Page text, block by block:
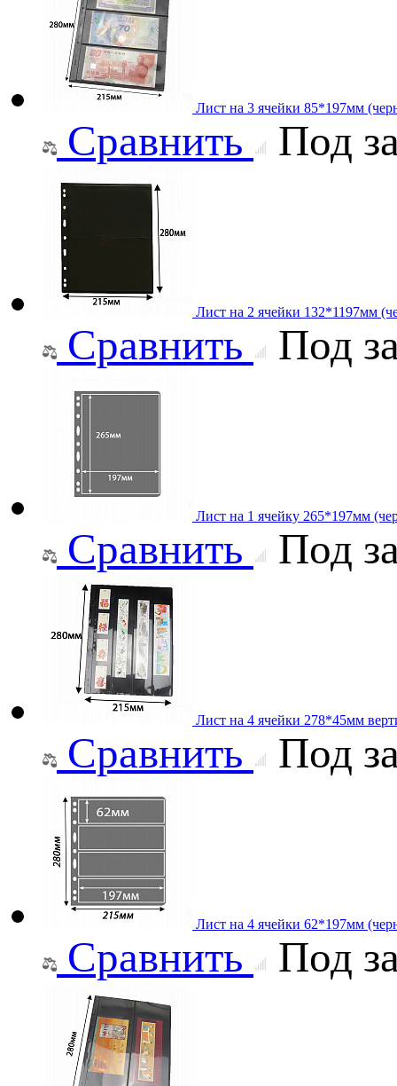
Лист на 3 ячейки 85*197мм
Сравнить Под
Лист на 2 ячейки 132*1197мм
Сравнить Под
Лист на 1 ячейку 265*197мм
Сравнить Под
Лист на 4 ячейки 278*45мм
Сравнить Под
Лист на 4 ячейки 62*197мм
Сравнить Под